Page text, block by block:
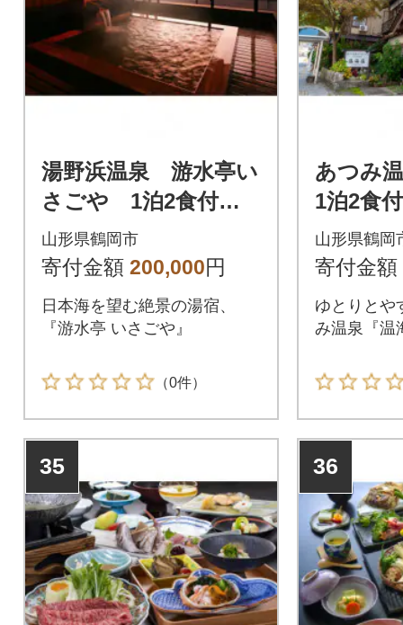
湯野浜温泉 游水亭い
さごや 1泊2食付ペ
ア宿泊券 【詣でる
つかる 頂きますプ
山形県鶴岡市
寄付金額 200,000円
日本海を望む絶景の湯宿、
『游水亭 いさごや』
（0件）
あつみ
1泊2食
【詣
頂きま
山形県鶴岡
寄付金額
ゆとりとや
み温泉『温
35 36